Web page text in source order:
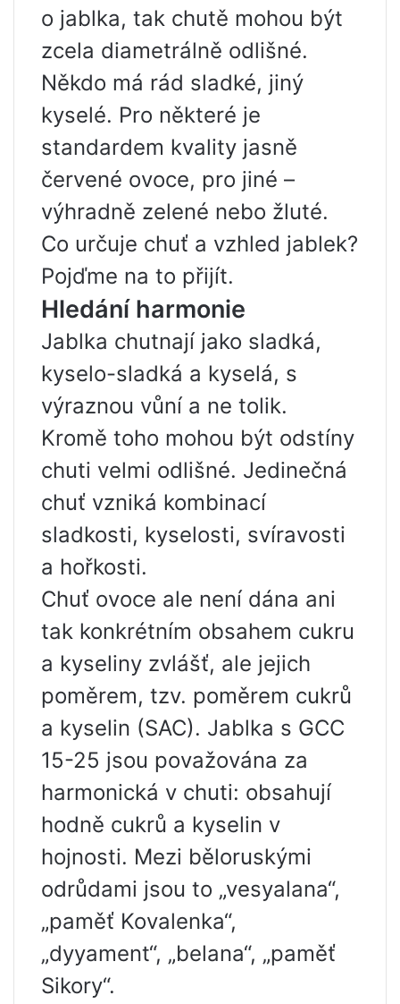
o jablka, tak chutě mohou být
zcela diametrálně odlišné.
Někdo má rád sladké, jiný
kyselé. Pro některé je
standardem kvality jasně
červené ovoce, pro jiné –
výhradně zelené nebo žluté.
Co určuje chuť a vzhled jablek?
Pojďme na to přijít.
Hledání harmonie
Jablka chutnají jako sladká,
kyselo-sladká a kyselá, s
výraznou vůní a ne tolik.
Kromě toho mohou být odstíny
chuti velmi odlišné. Jedinečná
chuť vzniká kombinací
sladkosti, kyselosti, svíravosti
a hořkosti.
Chuť ovoce ale není dána ani
tak konkrétním obsahem cukru
a kyseliny zvlášť, ale jejich
poměrem, tzv. poměrem cukrů
a kyselin (SAC). Jablka s GCC
15-25 jsou považována za
harmonická v chuti: obsahují
hodně cukrů a kyselin v
hojnosti. Mezi běloruskými
odrůdami jsou to „vesyalana“,
„paměť Kovalenka“,
„dyyament“, „belana“, „paměť
Sikory“.